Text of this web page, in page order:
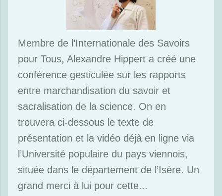
Membre de l’Internationale des Savoirs
pour Tous, Alexandre Hippert a créé une
conférence gesticulée sur les rapports
entre marchandisation du savoir et
sacralisation de la science. On en
trouvera ci-dessous le texte de
présentation et la vidéo déjà en ligne via
l’Université populaire du pays viennois,
située dans le département de l’Isère. Un
grand merci à lui pour cette...